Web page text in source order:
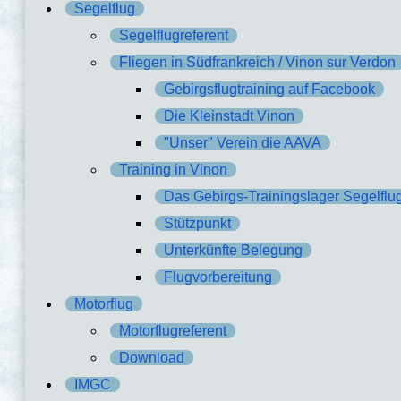
Segelflug
Segelflugreferent
Fliegen in Südfrankreich / Vinon sur Verdon
Gebirgsflugtraining auf Facebook
Die Kleinstadt Vinon
"Unser" Verein die AAVA
Training in Vinon
Das Gebirgs-Trainingslager
Stützpunkt
Unterkünfte Belegung
Flugvorbereitung
Motorflug
Motorflugreferent
Download
IMGC